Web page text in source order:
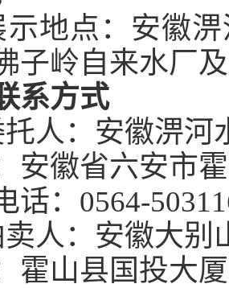
示地点：安徽
子岭自来水厂
系方式
人： 安徽淠河
安徽省六安市
话： 0564-
人：安徽大别
霍山县国投大厦